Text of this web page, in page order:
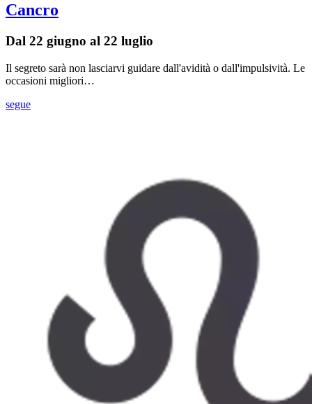
Cancro
Dal 22 giugno al 22 luglio
Il segreto sarà non lasciarvi guidare dall'avidità o dall'impulsività. Le
occasioni migliori…
segue